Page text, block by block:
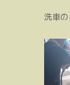
洗車の